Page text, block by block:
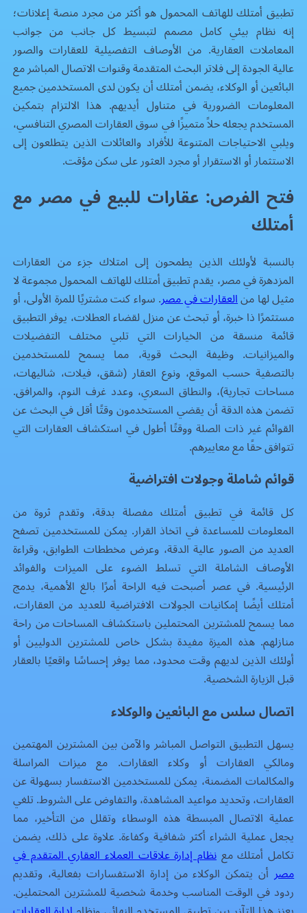
تطبيق أمتلك للهاتف المحمول هو أكثر من مجرد منصة إعلانات؛
إنه نظام بيئي كامل مصمم لتبسيط كل جانب من جوانب
المعاملات العقارية. من الأوصاف التفصيلية للعقارات والصور
عالية الجودة إلى فلاتر البحث المتقدمة وقنوات الاتصال المباشر مع
البائعين أو الوكلاء، يضمن أمتلك أن يكون لدى المستخدمين جميع
المعلومات الضرورية في متناول أيديهم. هذا الالتزام بتمكين
المستخدم يجعله حلاً متميزًا في سوق العقارات المصري التنافسي،
ويلبي الاحتياجات المتنوعة للأفراد والعائلات الذين يتطلعون إلى
الاستثمار أو الاستقرار أو مجرد العثور على سكن مؤقت.
فتح الفرص: عقارات للبيع في مصر مع
أمتلك
بالنسبة لأولئك الذين يطمحون إلى امتلاك جزء من العقارات
المزدهرة في مصر، يقدم تطبيق أمتلك للهاتف المحمول مجموعة لا
مثيل لها منالعقارات في مصر. سواء كنت مشتريًا للمرة الأولى، أو
مستثمرًا ذا خبرة، أو تبحث عن منزل لقضاء العطلات، يوفر التطبيق
قائمة منسقة من الخيارات التي تلبي مختلف التفضيلات
والميزانيات. وظيفة البحث قوية، مما يسمح للمستخدمين
بالتصفية حسب الموقع، ونوع العقار (شقق، فيلات، شاليهات،
مساحات تجارية)، والنطاق السعري، وعدد غرف النوم، والمرافق.
تضمن هذه الدقة أن يقضي المستخدمون وقتًا أقل في البحث عن
القوائم غير ذات الصلة ووقتًا أطول في استكشاف العقارات التي
تتوافق حقًا مع معاييرهم.
قوائم شاملة وجولات افتراضية
كل قائمة في تطبيق أمتلك مفصلة بدقة، وتقدم ثروة من
المعلومات للمساعدة في اتخاذ القرار. يمكن للمستخدمين تصفح
العديد من الصور عالية الدقة، وعرض مخططات الطوابق، وقراءة
الأوصاف الشاملة التي تسلط الضوء على الميزات والفوائد
الرئيسية. في عصر أصبحت فيه الراحة أمرًا بالغ الأهمية، يدمج
أمتلك أيضًا إمكانيات الجولات الافتراضية للعديد من العقارات،
مما يسمح للمشترين المحتملين باستكشاف المساحات من راحة
منازلهم. هذه الميزة مفيدة بشكل خاص للمشترين الدوليين أو
أولئك الذين لديهم وقت محدود، مما يوفر إحساسًا واقعيًا بالعقار
قبل الزيارة الشخصية.
اتصال سلس مع البائعين والوكلاء
يسهل التطبيق التواصل المباشر والآمن بين المشترين المهتمين
ومالكي العقارات أو وكلاء العقارات. مع ميزات المراسلة
والمكالمات المضمنة، يمكن للمستخدمين الاستفسار بسهولة عن
العقارات، وتحديد مواعيد المشاهدة، والتفاوض على الشروط. تلغي
عملية الاتصال المبسطة هذه الوسطاء وتقلل من التأخير، مما
يجعل عملية الشراء أكثر شفافية وكفاءة. علاوة على ذلك، يضمن
تكامل أمتلك مع نظام إدارة علاقات العملاء العقاري المتقدم في
مصرأن يتمكن الوكلاء من إدارة الاستفسارات بفعالية، وتقديم
ردود في الوقت المناسب وخدمة شخصية للمشترين المحتملين.